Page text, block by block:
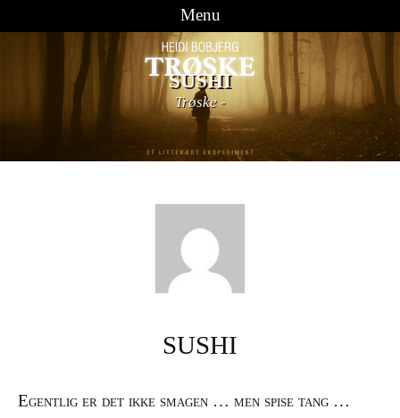
Menu
Videre til indhold
SUSHI
Trøske-
SUSHI
Egentlig er det ikke smagen … men spise tang …